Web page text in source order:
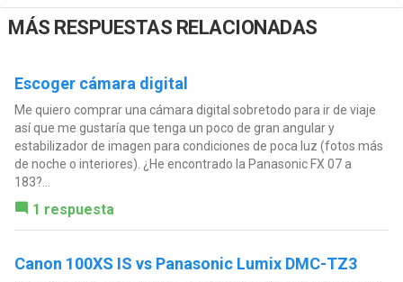
MÁS RESPUESTAS RELACIONADAS
Escoger cámara digital
Me quiero comprar una cámara digital sobretodo para ir de viaje
así que me gustaría que tenga un poco de gran angular y
estabilizador de imagen para condiciones de poca luz (fotos más
de noche o interiores). ¿He encontrado la Panasonic FX 07 a
183?...
1 respuesta
Canon 100XS IS vs Panasonic Lumix DMC-TZ3